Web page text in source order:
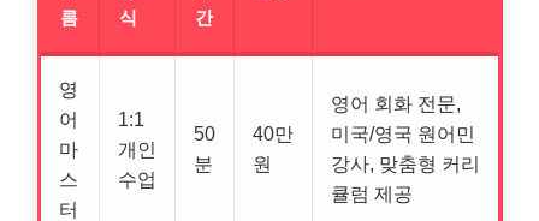
름
식
간
영
어
마
스
터
1:1
개인
수업
50
분
40만
원
영어 회화 전문,
미국/영국 원어민
강사, 맞춤형 커리
큘럼 제공